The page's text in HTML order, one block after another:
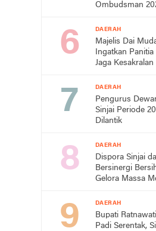
Ombudsman
DAERAH
Majelis Dai
Ingatkan Panitia
Jaga Kesakralan
DAERAH
Pengurus
Sinjai Periode
Dilantik
DAERAH
Dispora Sinjai
Bersinergi
Gelora Massa
DAERAH
Bupati
Padi Serentak,